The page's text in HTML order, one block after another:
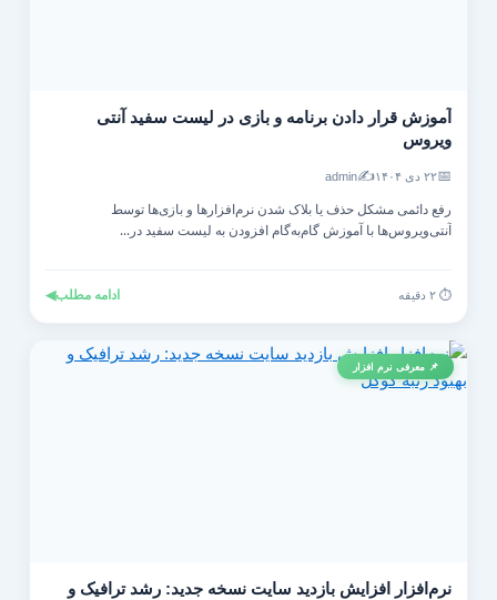
آموزش قرار دادن برنامه و بازی در لیست سفید آنتی‌
ویروس
۲۲ دی ۱۴۰۴ ✍️
admin
رفع دائمی مشکل حذف یا بلاک شدن نرم‌افزارها و بازی‌ها توسط
آنتی‌ویروس‌ها با آموزش گام‌به‌گام افزودن به لیست سفید در...
ادامه مطلب◀
📌 معرفی نرم افزار
نرم‌افزار افزایش بازدید سایت نسخه جدید: رشد ترافیک و